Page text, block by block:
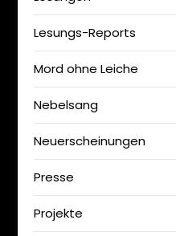
Lesungs-Reports
Mord ohne Leiche
Nebelsang
Neuerscheinungen
Presse
Projekte